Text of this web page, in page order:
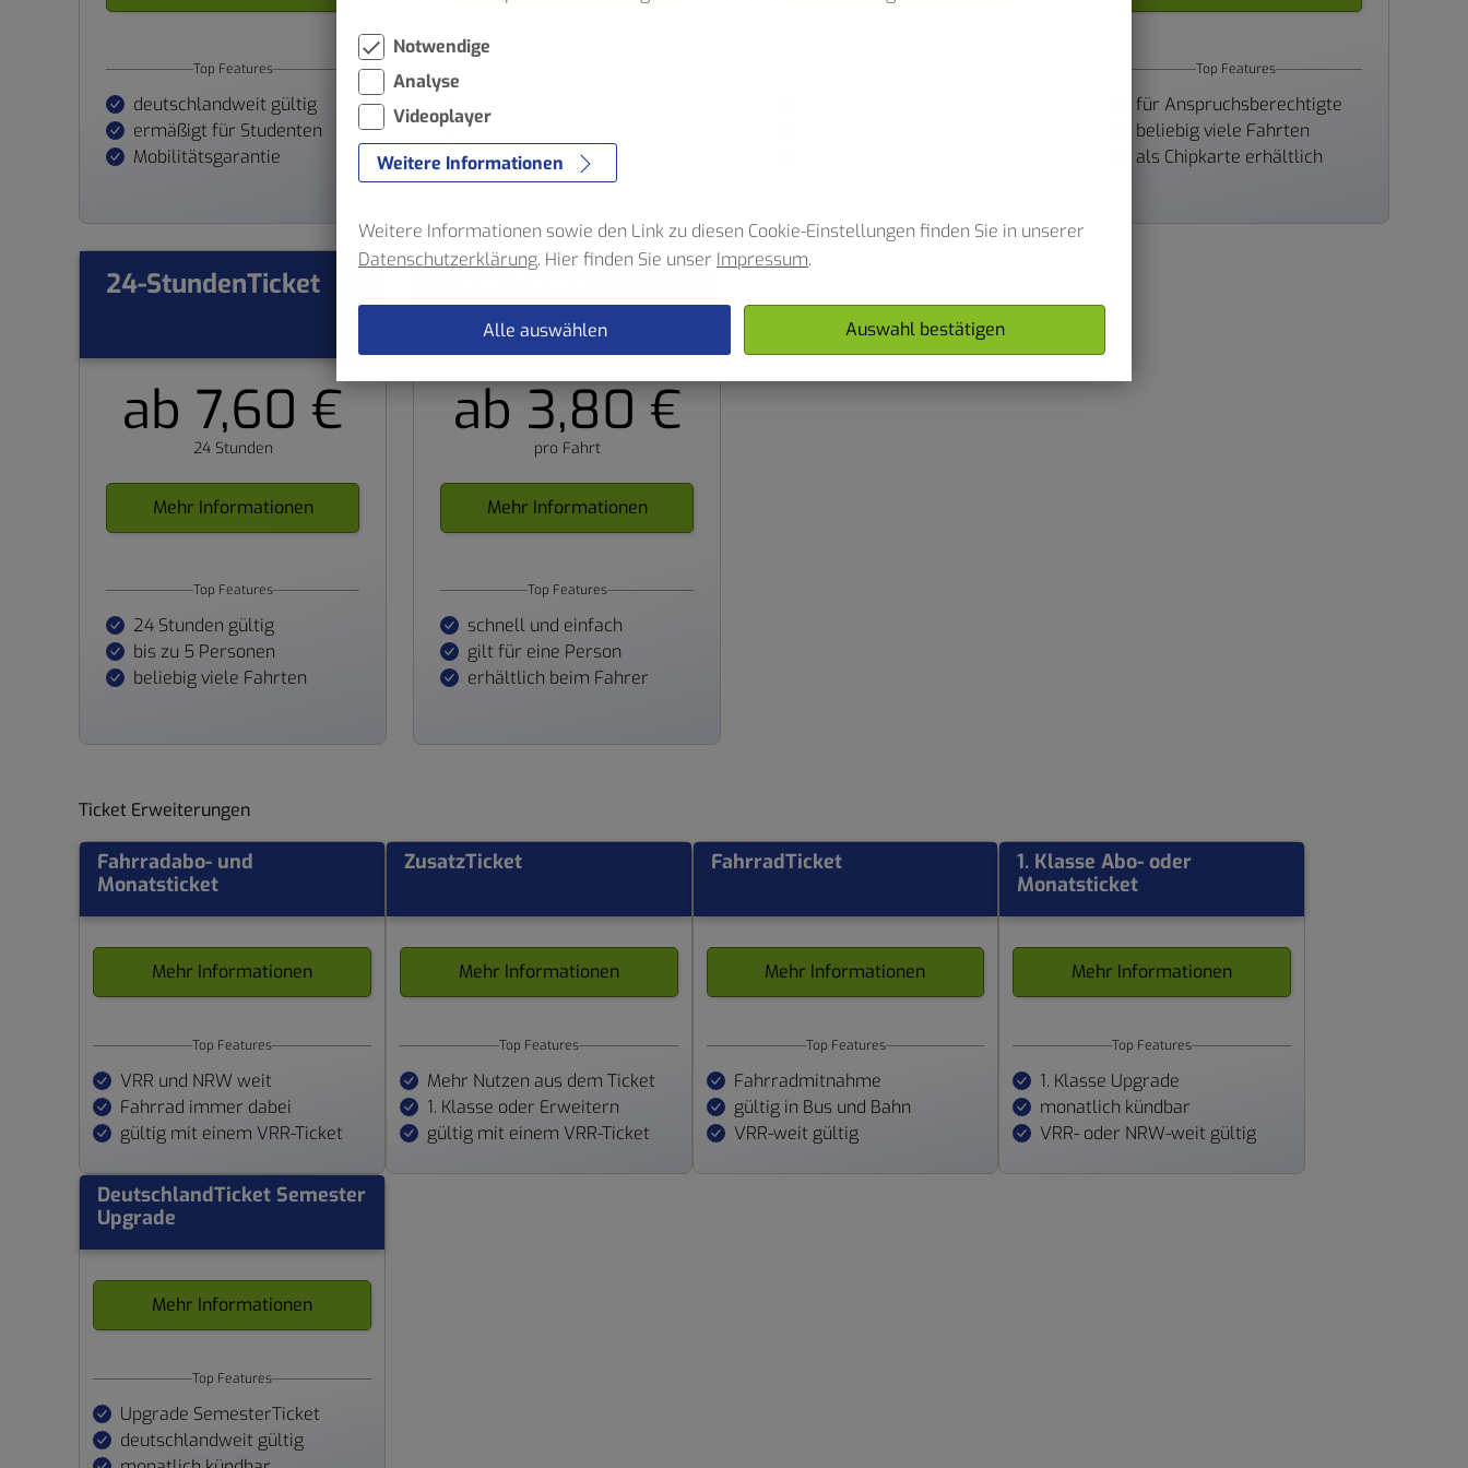
Top Features
deutschlandweit gültig
ermäßigt für Studenten
Mobilitätsgarantie
VRR/NRW-weit gültig
mobil zur Uni oder FH
Top Features
für Anspruchsberechtigte
beliebig viele Fahrten
als Chipkarte erhältlich
24-StundenTicket
ab 7,60 €
24 Stunden
Mehr Informationen
Top Features
24 Stunden gültig
bis zu 5 Personen
beliebig viele Fahrten
ab 3,80 €
pro Fahrt
Mehr Informationen
Top Features
schnell und einfach
gilt für eine Person
erhältlich beim Fahrer
Ticket Erweiterungen
Fahrradabo- und
Monatsticket
Mehr Informationen
Top Features
VRR und NRW weit
Fahrrad immer dabei
gültig mit einem VRR-Ticket
ZusatzTicket
Mehr Informationen
Top Features
Mehr Nutzen aus dem Ticket
1. Klasse oder Erweitern
gültig mit einem VRR-Ticket
FahrradTicket
Mehr Informationen
Top Features
Fahrradmitnahme
gültig in Bus und Bahn
VRR-weit gültig
1. Klasse Abo- oder
Monatsticket
Mehr Informationen
Top Features
1. Klasse Upgrade
monatlich kündbar
VRR- oder NRW-weit gültig
DeutschlandTicket Semester
Upgrade
Mehr Informationen
Top Features
Upgrade SemesterTicket
deutschlandweit gültig
Notwendige
Analyse
Videoplayer
Weitere Informationen
Weitere Informationen sowie den Link zu diesen Cookie-Einstellungen finden Sie in unserer
Datenschutzerklärung. Hier finden Sie unser Impressum.
Alle auswählen Auswahl bestätigen